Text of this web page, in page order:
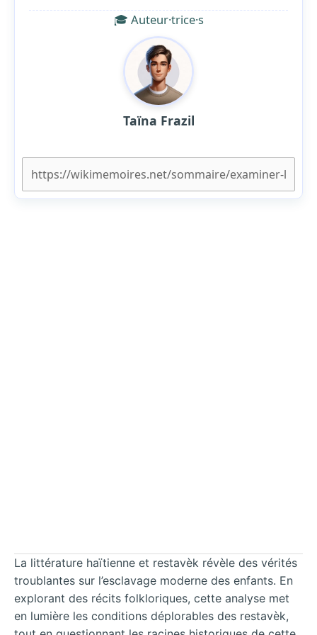
🎓 Auteur·trice·s
Taïna Frazil
La littérature haïtienne et restavèk révèle des vérités
troublantes sur l’esclavage moderne des enfants. En
explorant des récits folkloriques, cette analyse met
en lumière les conditions déplorables des restavèk,